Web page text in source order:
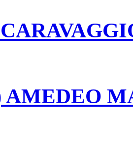
AMEDEO